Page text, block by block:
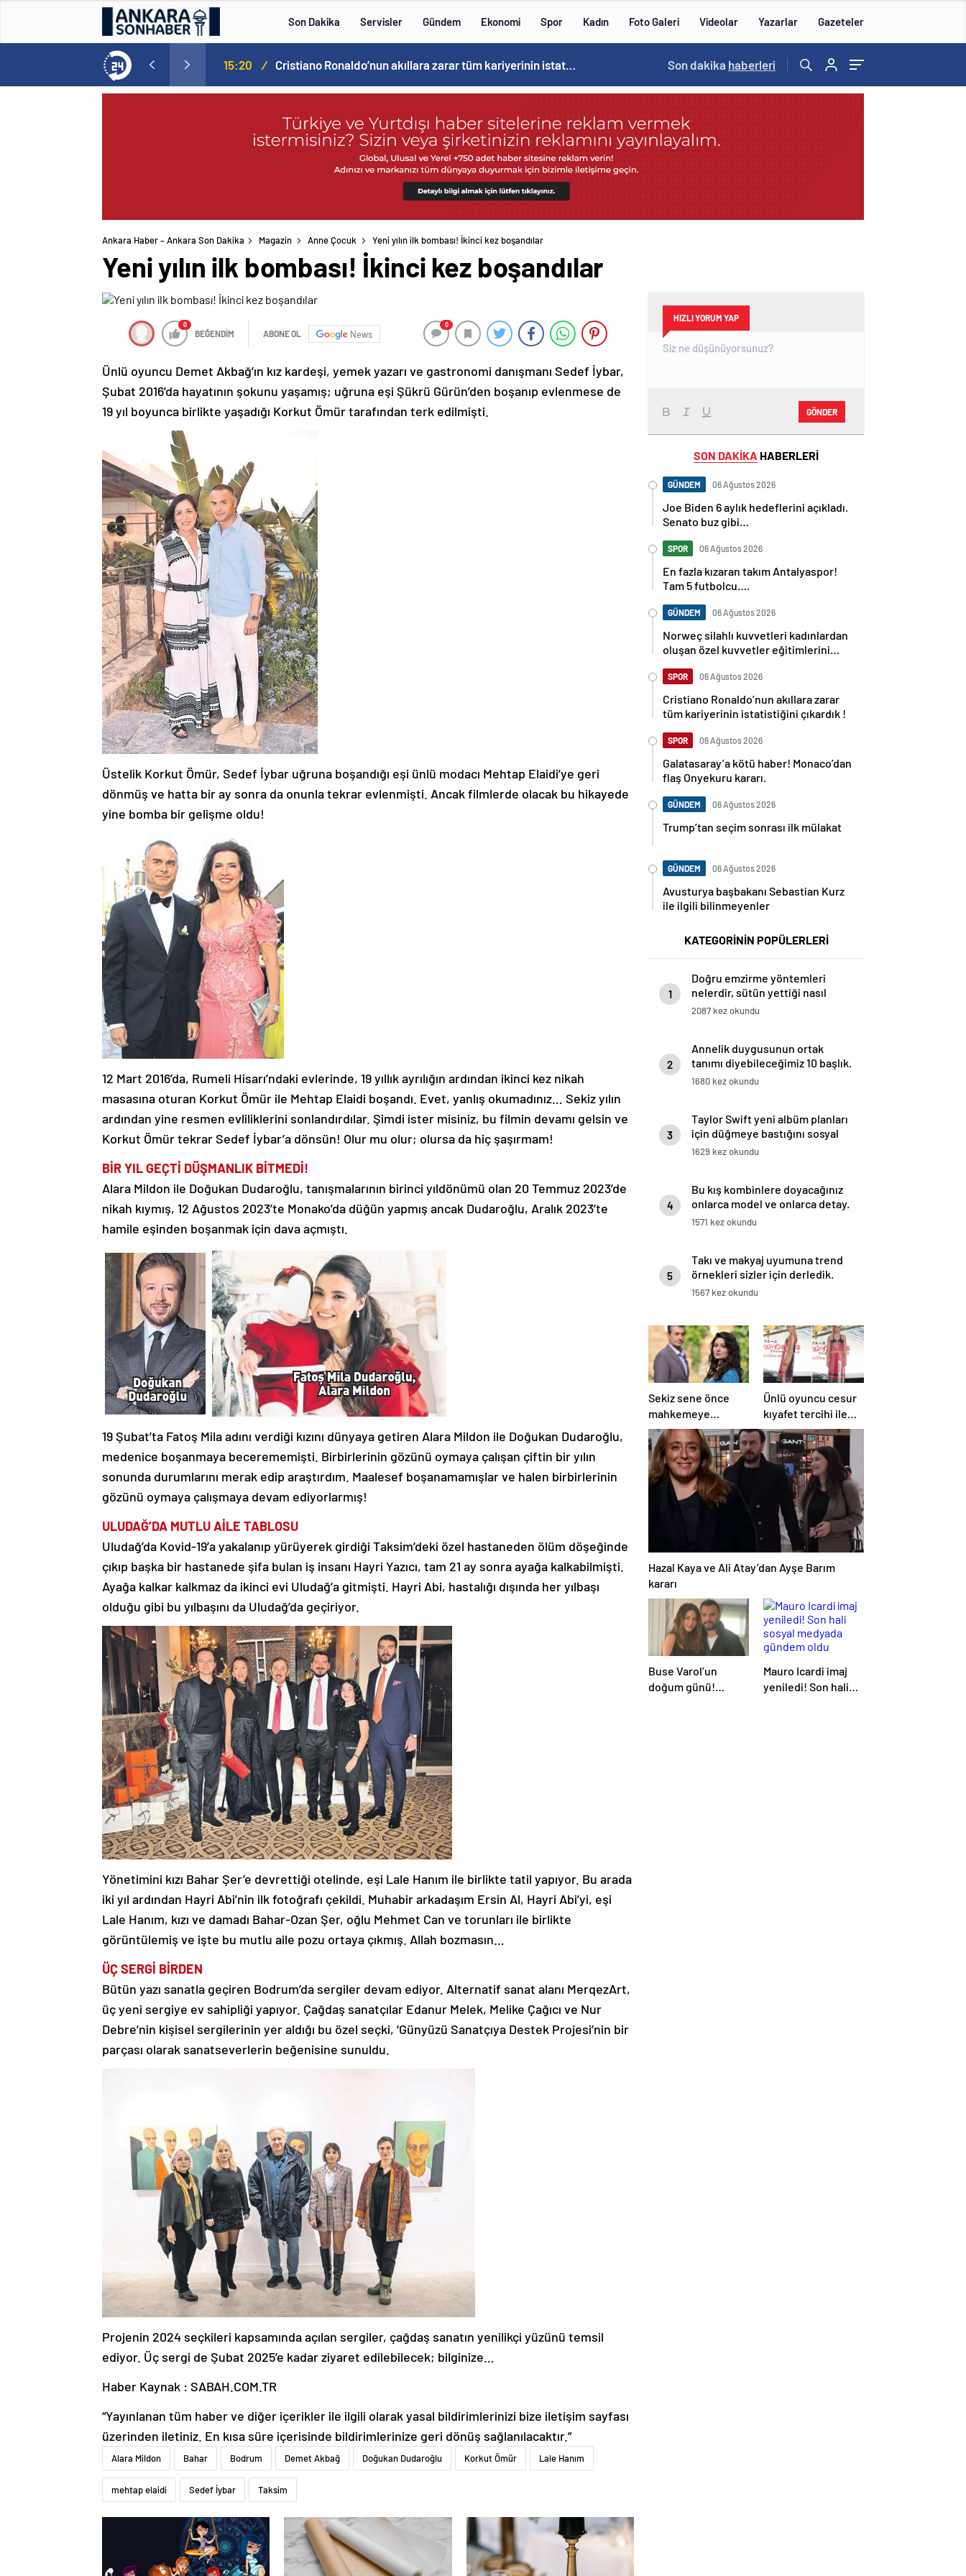
Son Dakika Servisler Gündem Ekonomi Spor Kadın Foto Galeri Videolar Yazarlar Gazeteler
Norweç silahlı kuvvetleri kadınlardan oluşan özel kuvvetler eğitimlerini başlattı. 15:20 / Cristiano Ronaldo’nun akıllara zarar tüm kariyerinin istatistiğini çıkardık ! 14:57 /
Son dakika haberleri
Ankara Haber – Ankara Son Dakika Magazin Anne Çocuk Yeni yılın ilk bombası! İkinci kez boşandılar
Yeni yılın ilk bombası! İkinci kez boşandılar
0
BEĞENDİM ABONE OL News
0
Ünlü oyuncu Demet Akbağ’ın kız kardeşi, yemek yazarı ve gastronomi danışmanı Sedef İybar,
Şubat 2016’da hayatının şokunu yaşamış; uğruna eşi Şükrü Gürün’den boşanıp evlenmese de
19 yıl boyunca birlikte yaşadığı Korkut Ömür tarafından terk edilmişti.
Üstelik Korkut Ömür, Sedef İybar uğruna boşandığı eşi ünlü modacı Mehtap Elaidi’ye geri
dönmüş ve hatta bir ay sonra da onunla tekrar evlenmişti. Ancak filmlerde olacak bu hikayede
yine bomba bir gelişme oldu!
12 Mart 2016’da, Rumeli Hisarı’ndaki evlerinde, 19 yıllık ayrılığın ardından ikinci kez nikah
masasına oturan Korkut Ömür ile Mehtap Elaidi boşandı. Evet, yanlış okumadınız… Sekiz yılın
ardından yine resmen evliliklerini sonlandırdılar. Şimdi ister misiniz, bu filmin devamı gelsin ve
Korkut Ömür tekrar Sedef İybar’a dönsün! Olur mu olur; olursa da hiç şaşırmam!
BİR YIL GEÇTİ DÜŞMANLIK BİTMEDİ!
Alara Mildon ile Doğukan Dudaroğlu, tanışmalarının birinci yıldönümü olan 20 Temmuz 2023’de
nikah kıymış, 12 Ağustos 2023’te Monako’da düğün yapmış ancak Dudaroğlu, Aralık 2023’te
hamile eşinden boşanmak için dava açmıştı.
19 Şubat’ta Fatoş Mila adını verdiği kızını dünyaya getiren Alara Mildon ile Doğukan Dudaroğlu,
medenice boşanmaya becerememişti. Birbirlerinin gözünü oymaya çalışan çiftin bir yılın
sonunda durumlarını merak edip araştırdım. Maalesef boşanamamışlar ve halen birbirlerinin
gözünü oymaya çalışmaya devam ediyorlarmış!
ULUDAĞ’DA MUTLU AİLE TABLOSU
Uludağ’da Kovid-19’a yakalanıp yürüyerek girdiği Taksim’deki özel hastaneden ölüm döşeğinde
çıkıp başka bir hastanede şifa bulan iş insanı Hayri Yazıcı, tam 21 ay sonra ayağa kalkabilmişti.
Ayağa kalkar kalkmaz da ikinci evi Uludağ’a gitmişti. Hayri Abi, hastalığı dışında her yılbaşı
olduğu gibi bu yılbaşını da Uludağ’da geçiriyor.
Yönetimini kızı Bahar Şer’e devrettiği otelinde, eşi Lale Hanım ile birlikte tatil yapıyor. Bu arada
iki yıl ardından Hayri Abi’nin ilk fotoğrafı çekildi. Muhabir arkadaşım Ersin Al, Hayri Abi’yi, eşi
Lale Hanım, kızı ve damadı Bahar-Ozan Şer, oğlu Mehmet Can ve torunları ile birlikte
görüntülemiş ve işte bu mutlu aile pozu ortaya çıkmış. Allah bozmasın…
ÜÇ SERGİ BİRDEN
Bütün yazı sanatla geçiren Bodrum’da sergiler devam ediyor. Alternatif sanat alanı MerqezArt,
üç yeni sergiye ev sahipliği yapıyor. Çağdaş sanatçılar Edanur Melek, Melike Çağıcı ve Nur
Debre’nin kişisel sergilerinin yer aldığı bu özel seçki, ‘Günyüzü Sanatçıya Destek Projesi’nin bir
parçası olarak sanatseverlerin beğenisine sunuldu.
Projenin 2024 seçkileri kapsamında açılan sergiler, çağdaş sanatın yenilikçi yüzünü temsil
ediyor. Üç sergi de Şubat 2025’e kadar ziyaret edilebilecek; bilginize…
Haber Kaynak : SABAH.COM.TR
“Yayınlanan tüm haber ve diğer içerikler ile ilgili olarak yasal bildirimlerinizi bize iletişim sayfası
üzerinden iletiniz. En kısa süre içerisinde bildirimlerinize geri dönüş sağlanılacaktır.”
Alara Mildon Bahar Bodrum Demet Akbağ Doğukan Dudaroğlu Korkut Ömür Lale Hanım
mehtap elaidi Sedef İybar Taksim
HIZLI YORUM YAP
GÖNDER
SON DAKİKA HABERLERİ
GÜNDEM 06 Ağustos 2026
Joe Biden 6 aylık hedeflerini açıkladı.
Senato buz gibi…
SPOR 06 Ağustos 2026
En fazla kızaran takım Antalyaspor!
Tam 5 futbolcu….
GÜNDEM 06 Ağustos 2026
Norweç silahlı kuvvetleri kadınlardan
oluşan özel kuvvetler eğitimlerini
SPOR 06 Ağustos 2026
Cristiano Ronaldo’nun akıllara zarar
tüm kariyerinin istatistiğini çıkardık !
SPOR 06 Ağustos 2026
Galatasaray’a kötü haber! Monaco’dan
flaş Onyekuru kararı.
GÜNDEM 06 Ağustos 2026
Trump’tan seçim sonrası ilk mülakat
GÜNDEM 06 Ağustos 2026
Avusturya başbakanı Sebastian Kurz
ile ilgili bilinmeyenler
KATEGORİNİN POPÜLERLERİ
1
Doğru emzirme yöntemleri
nelerdir, sütün yettiği nasıl
anlaşılır?
2087 kez okundu
2
Annelik duygusunun ortak
tanımı diyebileceğimiz 10 başlık.
1680 kez okundu
3
Taylor Swift yeni albüm planları
için düğmeye bastığını sosyal
medyadan duyurdu!
1629 kez okundu
4
Bu kış kombinlere doyacağınız
onlarca model ve onlarca detay.
1571 kez okundu
5
Takı ve makyaj uyumuna trend
örnekleri sizler için derledik.
1567 kez okundu
Sekiz sene önce
mahkemeye
başvuran Nurgül
Yeşilçay’a
sevindiren haber
Ünlü oyuncu cesur
kıyafet tercihi ile
”Görevimiz Tehlike”
galasına damga
vurdu
Hazal Kaya ve Ali Atay’dan Ayşe Barım
kararı
Buse Varol’un
doğum günü!
Mauro Icardi imaj
yeniledi! Son hali